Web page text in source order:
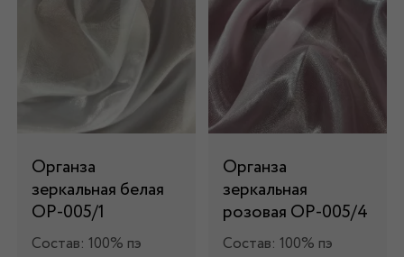
Органза
зеркальная белая
ОР-005/1
Состав: 100% пэ
Органза
зеркальная
розовая ОР-005/4
Состав: 100% пэ